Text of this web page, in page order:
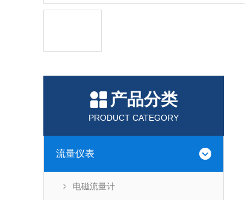
产品分类
PRODUCT CATEGORY
流量仪表
电磁流量计